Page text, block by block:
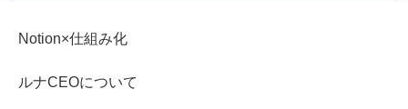
Notion×仕組み化
ルナCEOについて